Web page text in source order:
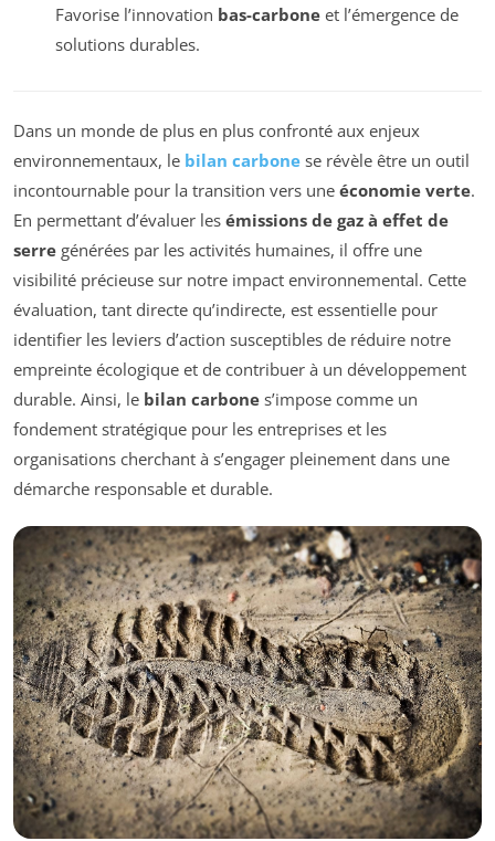
Favorise l’innovation bas-carboneet l’émergence de
solutions durables.
Dans un monde de plus en plus confronté aux enjeux
environnementaux, le bilan carbone se révèle être un outil
incontournable pour la transition vers une économie verte.
En permettant d’évaluer les émissions de gaz à effet de
serre générées par les activités humaines, il offre une
visibilité précieuse sur notre impact environnemental. Cette
évaluation, tant directe qu’indirecte, est essentielle pour
identifier les leviers d’action susceptibles de réduire notre
empreinte écologique et de contribuer à un développement
durable. Ainsi, le bilan carbone s’impose comme un
fondement stratégique pour les entreprises et les
organisations cherchant à s’engager pleinement dans une
démarche responsable et durable.